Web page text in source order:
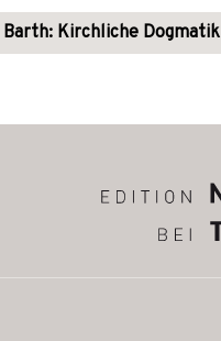
Kirchliche Dogmatik